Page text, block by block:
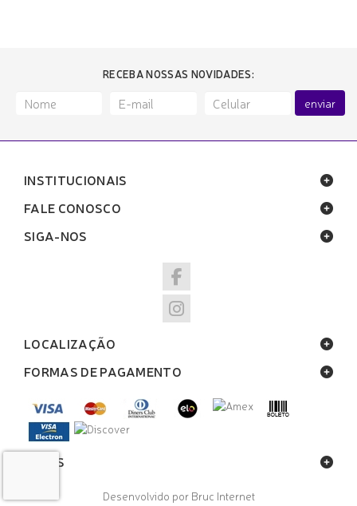
RECEBA NOSSAS NOVIDADES:
enviar
INSTITUCIONAIS
FALE CONOSCO
SIGA-NOS
LOCALIZAÇÃO
FORMAS DE PAGAMENTO
SELOS
Desenvolvido por Bruc Internet